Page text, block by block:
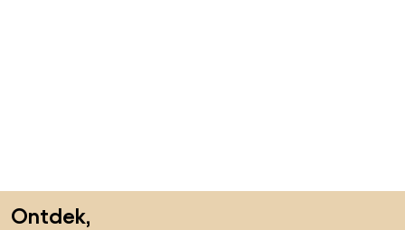
Ontdek,